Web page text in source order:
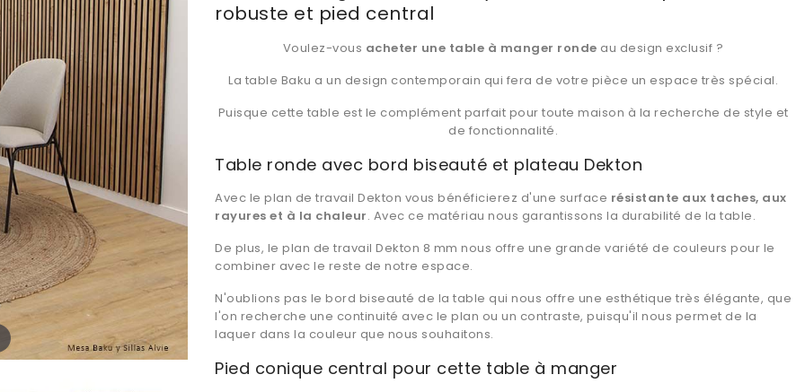
robuste et pied central
Voulez-vous acheter une table à manger ronde au design exclusif ?
La table Baku a un design contemporain qui fera de votre pièce un espace très spécial.
Puisque cette table est le complément parfait pour toute maison à la recherche de style et
de fonctionnalité.
Table ronde avec bord biseauté et plateau Dekton
Avec le plan de travail Dekton vous bénéficierez d'une surface résistante aux taches, aux
rayures et à la chaleur. Avec ce matériau nous garantissons la durabilité de la table.
De plus, le plan de travail Dekton 8 mm nous offre une grande variété de couleurs pour le
combiner avec le reste de notre espace.
N'oublions pas le bord biseauté de la table qui nous offre une esthétique très élégante, que
l'on recherche une continuité avec le plan ou un contraste, puisqu'il nous permet de la
laquer dans la couleur que nous souhaitons.
Pied conique central pour cette table à manger